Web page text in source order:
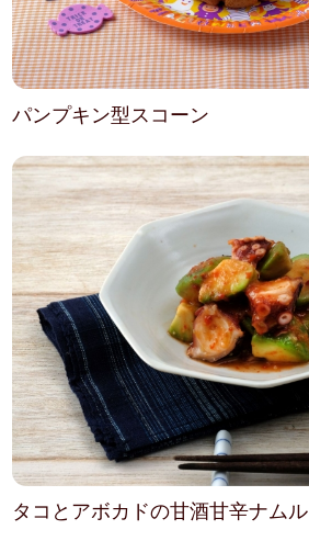
パンプキン型スコーン
タコとアボカドの甘酒甘辛ナムル